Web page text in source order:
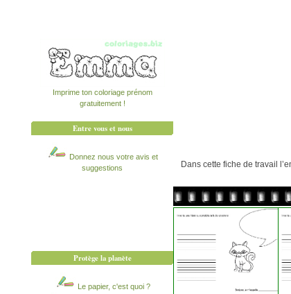
Imprime ton coloriage prénom
gratuitement !
Entre vous et nous
Donnez nous votre avis et
suggestions
Protège la planète
Le papier, c'est quoi ?
Dans cette fiche de travail